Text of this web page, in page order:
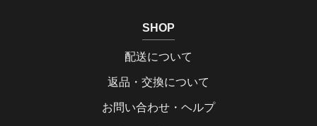
SHOP
配送について
返品・交換について
お問い合わせ・ヘルプ